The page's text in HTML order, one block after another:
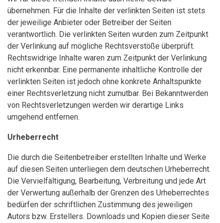
übernehmen. Für die Inhalte der verlinkten Seiten ist stets
der jeweilige Anbieter oder Betreiber der Seiten
verantwortlich. Die verlinkten Seiten wurden zum Zeitpunkt
der Verlinkung auf mögliche Rechtsverstöße überprüft.
Rechtswidrige Inhalte waren zum Zeitpunkt der Verlinkung
nicht erkennbar. Eine permanente inhaltliche Kontrolle der
verlinkten Seiten ist jedoch ohne konkrete Anhaltspunkte
einer Rechtsverletzung nicht zumutbar. Bei Bekanntwerden
von Rechtsverletzungen werden wir derartige Links
umgehend entfernen.
Urheberrecht
Die durch die Seitenbetreiber erstellten Inhalte und Werke
auf diesen Seiten unterliegen dem deutschen Urheberrecht.
Die Vervielfältigung, Bearbeitung, Verbreitung und jede Art
der Verwertung außerhalb der Grenzen des Urheberrechtes
bedürfen der schriftlichen Zustimmung des jeweiligen
Autors bzw. Erstellers. Downloads und Kopien dieser Seite